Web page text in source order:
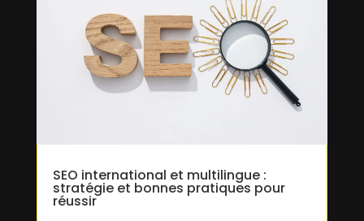
SEO international et multilingue :
stratégie et bonnes pratiques pour
réussir